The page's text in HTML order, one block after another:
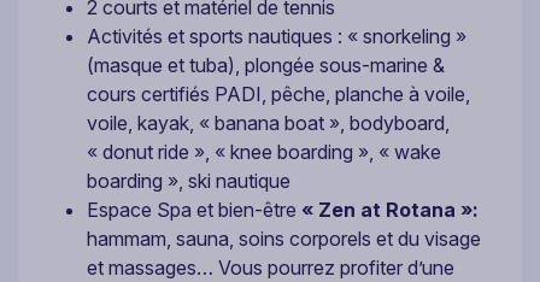
2 courts et matériel de tennis
Activités et sports nautiques : « snorkeling »
(masque et tuba), plongée sous-marine &
cours certifiés PADI, pêche, planche à voile,
voile, kayak, « banana boat », bodyboard,
« donut ride », « knee boarding », « wake
boarding », ski nautique
Espace Spa et bien-être « Zen at Rotana »:
hammam, sauna, soins corporels et du visage
et massages… Vous pourrez profiter d’une